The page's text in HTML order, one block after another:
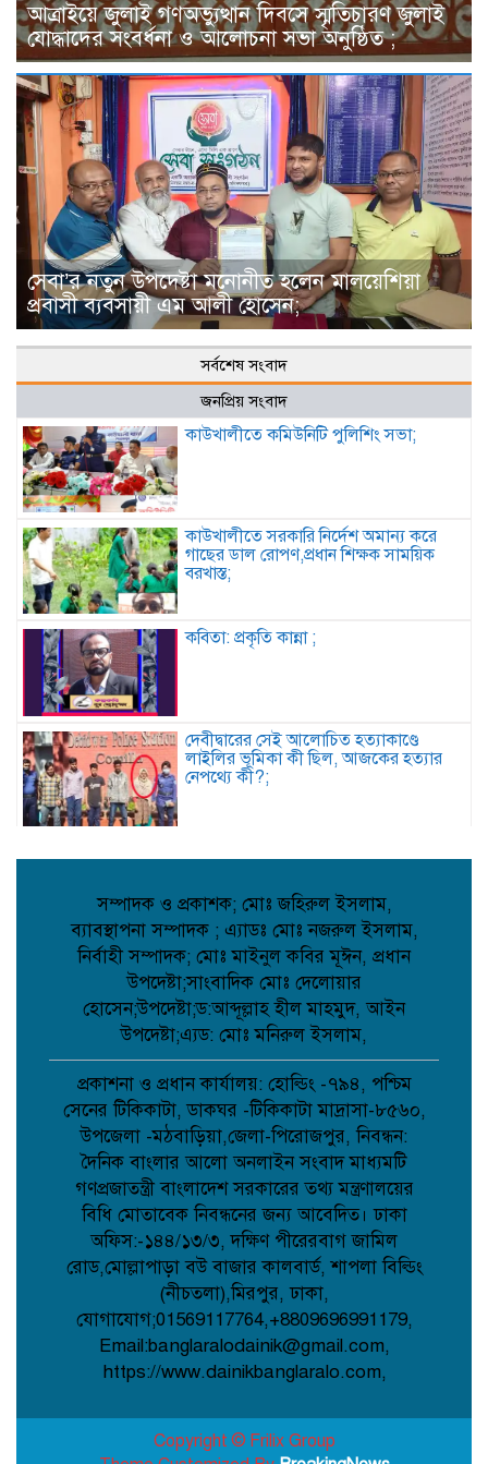
আত্রাইয়ে জুলাই গণঅভ্যুত্থান দিবসে স্মৃতিচারণ জুলাই
যোদ্ধাদের সংবর্ধনা ও আলোচনা সভা অনুষ্ঠিত ;
সেবা’র নতুন উপদেষ্টা মনোনীত হলেন মালয়েশিয়া
প্রবাসী ব্যবসায়ী এম আলী হোসেন;
সর্বশেষ সংবাদ
জনপ্রিয় সংবাদ
কাউখালীতে কমিউনিটি পুলিশিং সভা;
কাউখালীতে সরকারি নির্দেশ অমান্য করে
গাছের ডাল রোপণ,প্রধান শিক্ষক সাময়িক
বরখাস্ত;
কবিতা: প্রকৃতি কান্না ;
দেবীদ্বারের সেই আলোচিত হত্যাকাণ্ডে
লাইলির ভূমিকা কী ছিল, আজকের হত্যার
নেপথ্যে কী?;
দৌলতপুর ইউনিয়নের গণমানুষের আশা-
দেবিদ্বারে ভাড়াটিয়ার হাতে বাড়ির মালিক খুন,
পলিথিনে মোড়ানো লাশের ৯ প্যাকেট উদ্ধার,
আটক ১;
নওগাঁর আত্রাইয়ে পুলিশের অভিযানে ৫ জন
গ্রেপ্তার;
কবিতা: চমকের পাঠ কৌশল ;
আমান উল্লাহ আমানের সাথে নিশু ও মহিলা
দলের নেত্রীদের সৌজন্য স্বাক্ষাৎ ;
মানববন্ধনের নামে অপপ্রচার নয়, সামাজিক
সম্প্রীতি রক্ষায় প্রশাসনের কঠোর নজরদারি
সম্পাদক ও প্রকাশক; মোঃ জহিরুল ইসলাম,
ব্যাবস্থাপনা সম্পাদক ; এ্যাডঃ মোঃ নজরুল ইসলাম,
নির্বাহী সম্পাদক; মোঃ মাইনুল কবির মূঈন, প্রধান
উপদেষ্টা;সাংবাদিক মোঃ দেলোয়ার
হোসেন;উপদেষ্টা;ড:আব্দূল্লাহ হীল মাহমুদ, আইন
উপদেষ্টা;এ্যড: মোঃ মনিরুল ইসলাম,
প্রকাশনা ও প্রধান কার্যালয়: হোল্ডিং -৭৯৪, পশ্চিম
সেনের টিকিকাটা, ডাকঘর -টিকিকাটা মাদ্রাসা-৮৫৬০,
উপজেলা -মঠবাড়িয়া,জেলা-পিরোজপুর, নিবন্ধন:
দৈনিক বাংলার আলো অনলাইন সংবাদ মাধ্যমটি
গণপ্রজাতন্ত্রী বাংলাদেশ সরকারের তথ্য মন্ত্রণালয়ের
বিধি মোতাবেক নিবন্ধনের জন্য আবেদিত। ঢাকা
অফিস:-১৪৪/১৩/৩, দক্ষিণ পীরেরবাগ জামিল
রোড,মোল্লাপাড়া বউ বাজার কালবার্ড, শাপলা বিল্ডিং
(নীচতলা),মিরপুর, ঢাকা,
যোগাযোগ;01569117764,+8809696991179,
Email:banglaralodainik@gmail.com,
https://www.dainikbanglaralo.com,
Copyright © Frilix Group